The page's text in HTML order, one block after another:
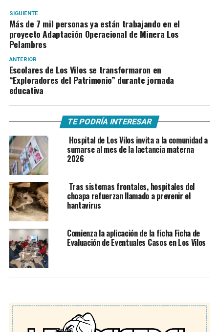
SIGUIENTE
Más de 7 mil personas ya están trabajando en el
proyecto Adaptación Operacional de Minera Los
Pelambres
ANTERIOR
Escolares de Los Vilos se transformaron en
“Exploradores del Patrimonio” durante jornada
educativa
TE PODRÍA INTERESAR
Hospital de Los Vilos invita a la comunidad a
sumarse al mes de la lactancia materna
2026
Tras sistemas frontales, hospitales del
choapa refuerzan llamado a prevenir el
hantavirus
Comienza la aplicación de la ficha Ficha de
Evaluación de Eventuales Casos en Los Vilos